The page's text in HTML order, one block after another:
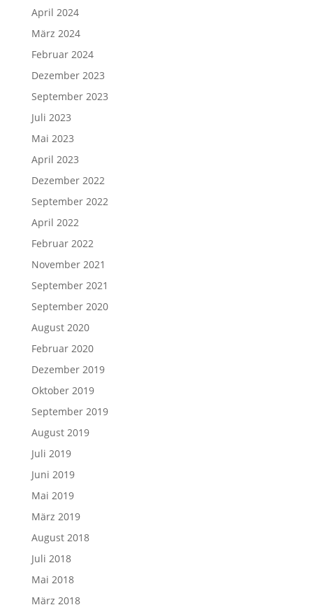
April 2024
März 2024
Februar 2024
Dezember 2023
September 2023
Juli 2023
Mai 2023
April 2023
Dezember 2022
September 2022
April 2022
Februar 2022
November 2021
September 2021
September 2020
August 2020
Februar 2020
Dezember 2019
Oktober 2019
September 2019
August 2019
Juli 2019
Juni 2019
Mai 2019
März 2019
August 2018
Juli 2018
Mai 2018
März 2018